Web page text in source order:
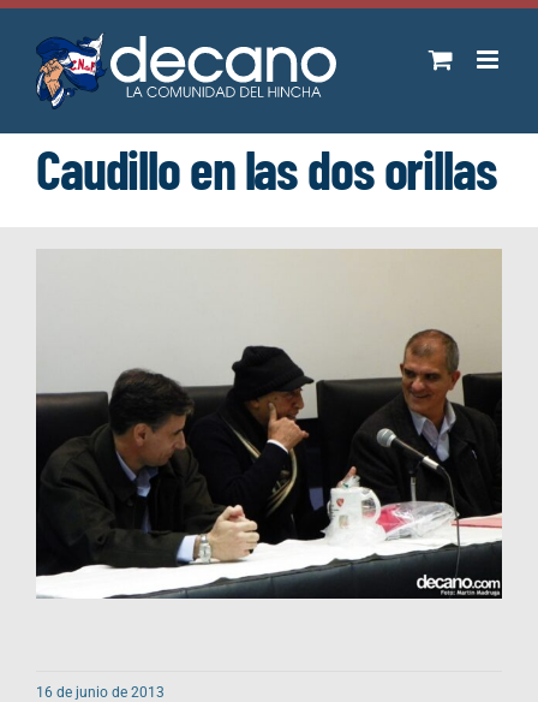
Saltar
contenido
Caudillo en las dos orillas
16 de junio de 2013